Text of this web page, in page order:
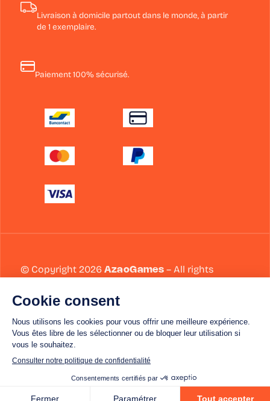
Livraison à domicile partout dans le monde, à partir
de 1 exemplaire.
Paiement 100% sécurisé.
© Copyright 2026AzaoGames – All rights
Politique de remboursements et de retours
Mentions légales